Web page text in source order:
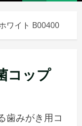
ワイト B00400
コップ
歯みがき用コ